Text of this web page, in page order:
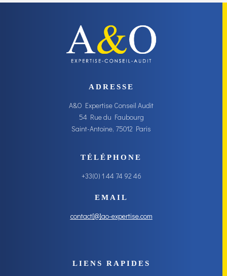
ADRESSE
A&O Expertise Conseil Audit
54 Rue du Faubourg
Saint-Antoine, 75012 Paris
TÉLÉPHONE
+33(0) 1 44 74 92 46
EMAIL
contact[@]ao-expertise.com
LIENS RAPIDES